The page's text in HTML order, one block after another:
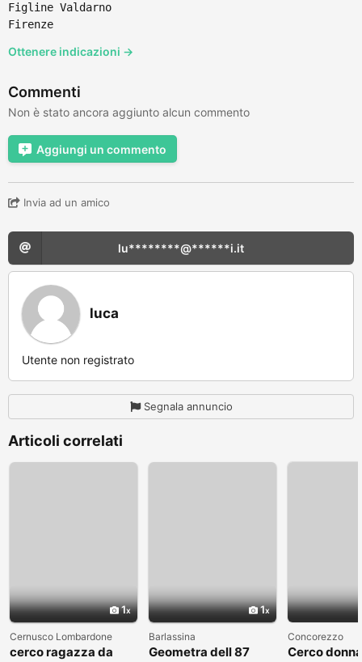
Figline Valdarno
Firenze
Ottenere indicazioni →
Commenti
Non è stato ancora aggiunto alcun commento
Aggiungi un commento
Invia ad un amico
lu********@******i.it
luca
Utente non registrato
Segnala annuncio
Articoli correlati
1
Cernusco Lombardone
cerco ragazza da
1
Barlassina
Geometra dell 87
Concorezzo
Cerco